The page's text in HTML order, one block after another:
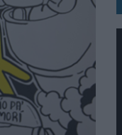
Y ECONÓMICOS